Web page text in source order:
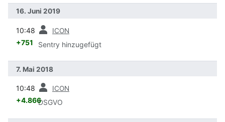
16. Juni 2019
10:48 ICON
+751 Sentry hinzugefügt
7. Mai 2018
10:48 ICON
+4.866DSGVO